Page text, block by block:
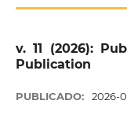
v. 11 (2026):
Publication
PUBLICADO: 2026-